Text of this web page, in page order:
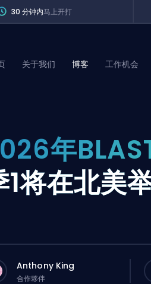
30 分钟内马上开打
关于我们 博客 工作机会
年
1将在北美
Anthony King
合作夥伴